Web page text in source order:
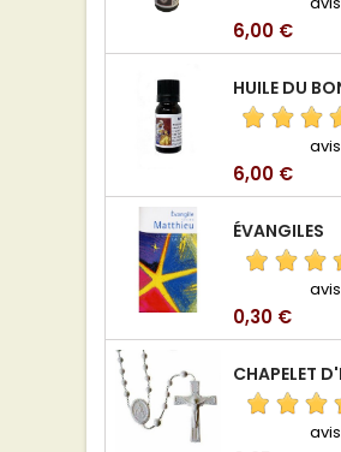
Prix
6,00 €
avis
Prix
6,00 €
ÉVANGILES
avis
Prix
0,30 €
avis